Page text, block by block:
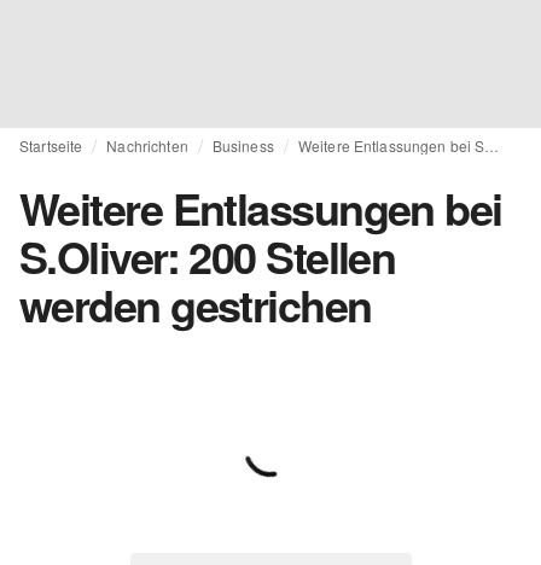
Startseite Nachrichten Business
Weitere Entlassungen bei
S.Oliver: 200 Stellen
werden gestrichen